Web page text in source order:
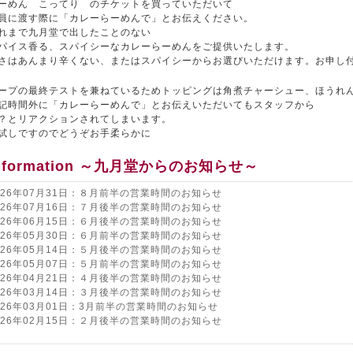
めん こってり のチケットを買っていただいて
に渡す際に「カレーらーめんで」とお伝えください。
まで九月堂で出したことのない
イス香る、スパイシーなカレーらーめんをご提供いたします。
はあんまり辛くない、またはスパイシーからお選びいただけます。お申し
プの最終テストを兼ねているためトッピングは角煮チャーシュー、ほうれ
時間外に「カレーらーめんで」とお伝えいただいてもスタッフから
とリアクションされてしまいます。
しですのでどうぞお手柔らかに
～九月堂からのお知らせ～
年07月31日：８月前半の営業時間のお知らせ
年07月16日：７月後半の営業時間のお知らせ
年06月15日：６月後半の営業時間のお知らせ
年05月30日：６月前半の営業時間のお知らせ
年05月14日：５月後半の営業時間のお知らせ
年05月07日：５月前半の営業時間のお知らせ
年04月21日：４月後半の営業時間のお知らせ
年03月14日：３月後半の営業時間のお知らせ
年03月01日：3月前半の営業時間のお知らせ
年02月15日：２月後半の営業時間のお知らせ